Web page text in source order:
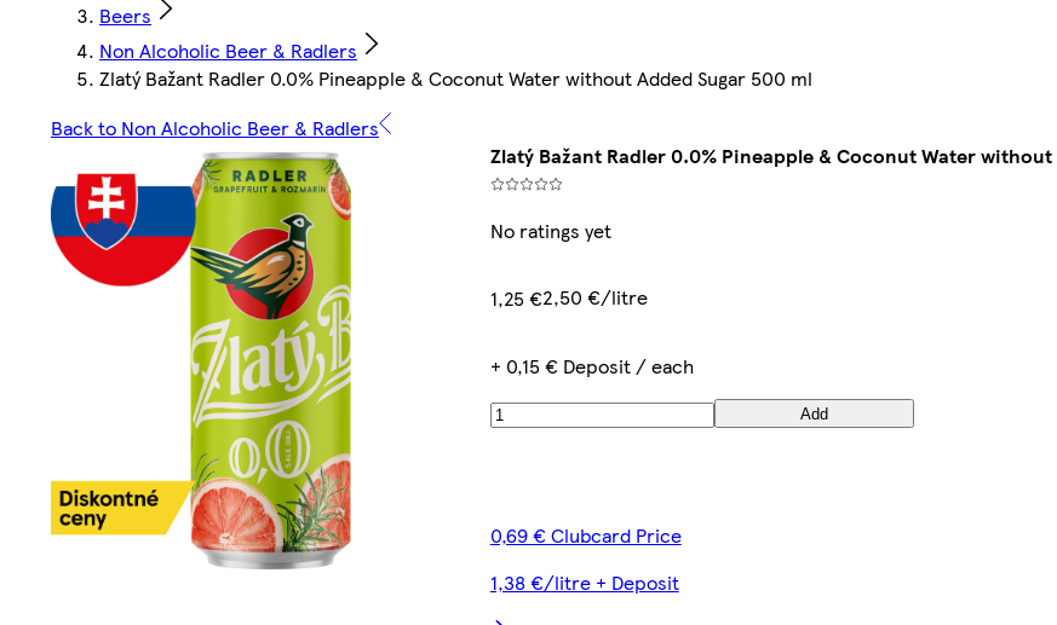
Beers
Non Alcoholic Beer & Radlers
Zlatý Bažant Radler 0.0% Pineapple & Coconut Water without Added Sugar 500 ml
Back to Non Alcoholic Beer & Radlers
Zlatý Bažant Radler 0.0% Pineapple & Coconut Water
No ratings yet
1,25 €2,50 €/litre
+ 0,15 € Deposit / each
Add
0,69 € Clubcard Price
1,38 €/litre + Deposit